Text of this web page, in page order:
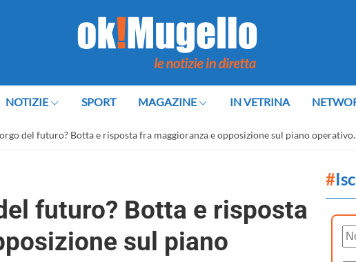
NOTIZIE SPORT MAGAZINE IN VETRINA
del futuro? Botta e risposta fra maggioranza e opposizione sul piano operativo.
futuro? Botta e risposta
sul piano
#